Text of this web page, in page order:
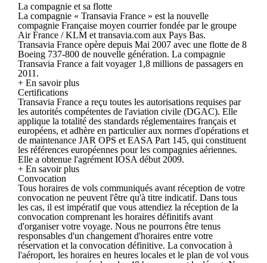
La compagnie et sa flotte
La compagnie « Transavia France » est la nouvelle
compagnie Française moyen courrier fondée par le groupe
Air France / KLM et transavia.com aux Pays Bas.
Transavia France opère depuis Mai 2007 avec une flotte de 8
Boeing 737-800 de nouvelle génération. La compagnie
Transavia France a fait voyager 1,8 millions de passagers en
2011.
+ En savoir plus
Certifications
Transavia France a reçu toutes les autorisations requises par
les autorités compétentes de l'aviation civile (DGAC). Elle
applique la totalité des standards réglementaires français et
européens, et adhère en particulier aux normes d'opérations et
de maintenance JAR OPS et EASA Part 145, qui constituent
les références européennes pour les compagnies aériennes.
Elle a obtenue l'agrément IOSA début 2009.
+ En savoir plus
Convocation
Tous horaires de vols communiqués avant réception de votre
convocation ne peuvent l'être qu'à titre indicatif. Dans tous
les cas, il est impératif que vous attendiez la réception de la
convocation comprenant les horaires définitifs avant
d'organiser votre voyage. Nous ne pourrons être tenus
responsables d'un changement d'horaires entre votre
réservation et la convocation définitive. La convocation à
l'aéroport, les horaires en heures locales et le plan de vol vous